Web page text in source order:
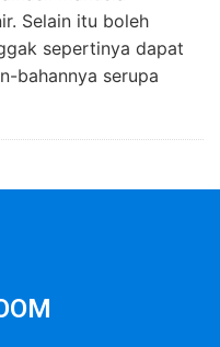
Selain itu boleh
sepertinya dapat
bahannya serupa